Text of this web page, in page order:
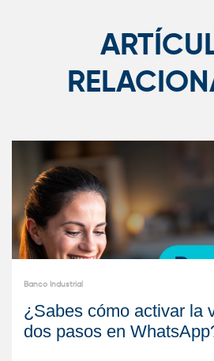
Banco Industrial
¿Sabes cómo activar la
dos pasos en